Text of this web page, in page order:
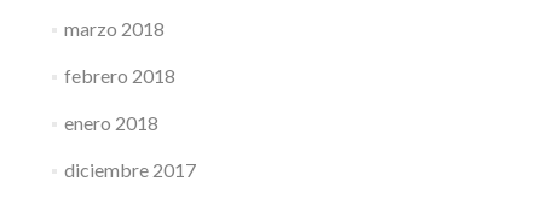
marzo 2018
febrero 2018
enero 2018
diciembre 2017